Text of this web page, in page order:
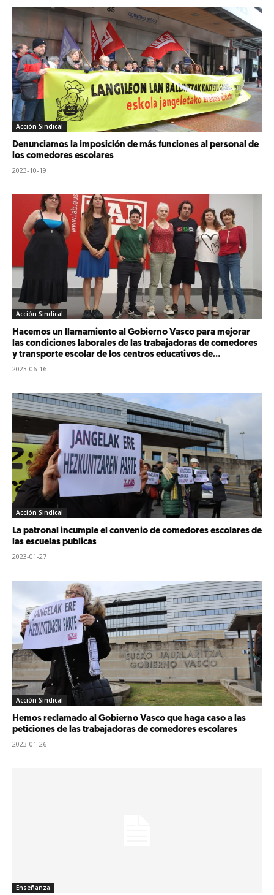
Acción Sindical
Denunciamos la imposición de más funciones al personal de
los comedores escolares
2023-10-19
Acción Sindical
Hacemos un llamamiento al Gobierno Vasco para mejorar
las condiciones laborales de las trabajadoras de comedores
y transporte escolar de los centros educativos de...
2023-06-16
Acción Sindical
La patronal incumple el convenio de comedores escolares de
las escuelas publicas
2023-01-27
Acción Sindical
Hemos reclamado al Gobierno Vasco que haga caso a las
peticiones de las trabajadoras de comedores escolares
2023-01-26
Enseñanza